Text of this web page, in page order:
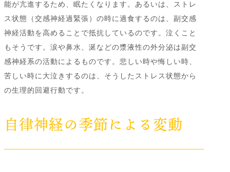
能が亢進するため、眠たくなります。あるいは、ストレ
ス状態（交感神経過緊張）の時に過食するのは、副交感
神経活動を高めることで抵抗しているのです。泣くこと
もそうです。涙や鼻水、涎などの漿液性の外分泌は副交
感神経系の活動によるものです。悲しい時や悔しい時、
苦しい時に大泣きするのは、そうしたストレス状態から
の生理的回避行動です。
自律神経の季節による変動